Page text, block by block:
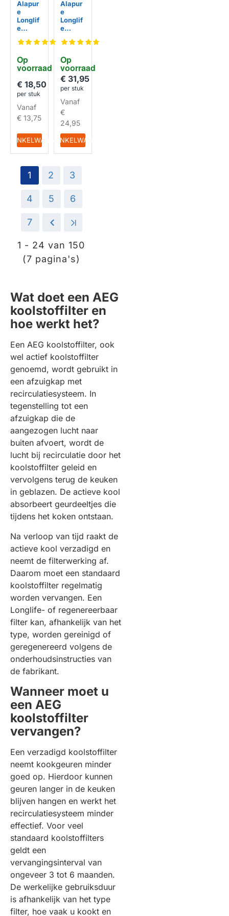
Op
voorraad
Alapur
e
Longlif
e
ffilter
kt voor
AEG
6ST /
90298
/
MCFE0
€ 18,50
per stuk
Vanaf
€ 13,75
IN WINKELWAGEN
HUISMERK
Op
voorraad
Alapur
e
Longlif
e
ffilter
Houder
geschi
kt voor
AEG
MCFE1
1FR /
90298
€ 31,95
per stuk
Vanaf
€
24,95
IN WINKELWAGEN
1 2 3
4 5 6
7 > >|
1 - 24 van 150
(7 pagina's)
Wat doet een AEG
koolstoffilter en
hoe werkt het?
Een AEG koolstoffilter, ook
wel actief koolstoffilter
genoemd, wordt gebruikt in
een afzuigkap met
recirculatiesysteem. In
tegenstelling tot een
afzuigkap die de
aangezogen lucht naar
buiten afvoert, wordt de
lucht bij recirculatie door het
koolstoffilter geleid en
vervolgens terug de keuken
in geblazen. De actieve kool
absorbeert geurdeeltjes die
tijdens het koken ontstaan.
Na verloop van tijd raakt de
actieve kool verzadigd en
neemt de filterwerking af.
Daarom moet een standaard
koolstoffilter regelmatig
worden vervangen. Een
Longlife- of regenereerbaar
filter kan, afhankelijk van het
type, worden gereinigd of
geregenereerd volgens de
onderhoudsinstructies van
de fabrikant.
Wanneer moet u
een AEG
koolstoffilter
vervangen?
Een verzadigd koolstoffilter
neemt kookgeuren minder
goed op. Hierdoor kunnen
geuren langer in de keuken
blijven hangen en werkt het
recirculatiesysteem minder
effectief. Voor veel
standaard koolstoffilters
geldt een
vervangingsinterval van
ongeveer 3 tot 6 maanden.
De werkelijke gebruiksduur
is afhankelijk van het type
filter, hoe vaak u kookt en